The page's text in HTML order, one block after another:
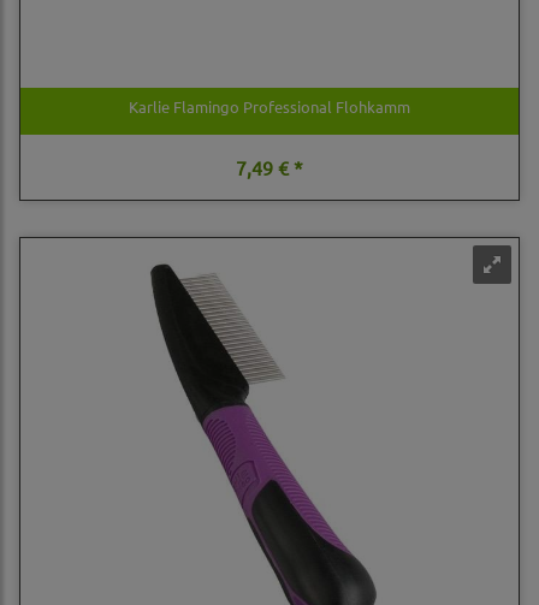
Karlie Flamingo Professional Flohkamm
7,49 € *